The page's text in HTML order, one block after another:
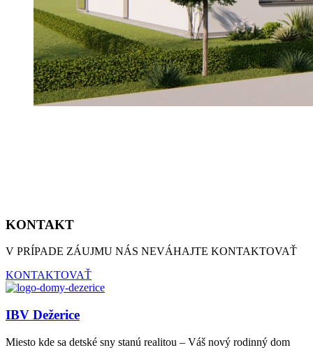
KONTAKT
V PRÍPADE ZÁUJMU NÁS NEVÁHAJTE KONTAKTOVAŤ
KONTAKTOVAŤ
IBV Dežerice
Miesto kde sa detské sny stanú realitou – Váš nový rodinný dom